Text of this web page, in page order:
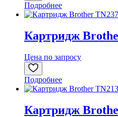
Подробнее
Картридж
Цена по запросу
Подробнее
Картридж